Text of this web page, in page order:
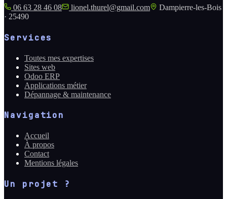
06 63 28 46 08
lionel.thurel@gmail.com
Dampierre-les-Bois
· 25490
Services
Toutes mes expertises
Sites web
Odoo ERP
Applications métier
Dépannage & maintenance
Navigation
Accueil
À propos
Contact
Mentions légales
Un projet ?